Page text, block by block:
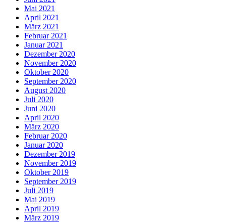
Mai 2021
April 2021
März 2021
Februar 2021
Januar 2021
Dezember 2020
November 2020
Oktober 2020
September 2020
August 2020
Juli 2020
Juni 2020
April 2020
März 2020
Februar 2020
Januar 2020
Dezember 2019
November 2019
Oktober 2019
September 2019
Juli 2019
Mai 2019
April 2019
März 2019